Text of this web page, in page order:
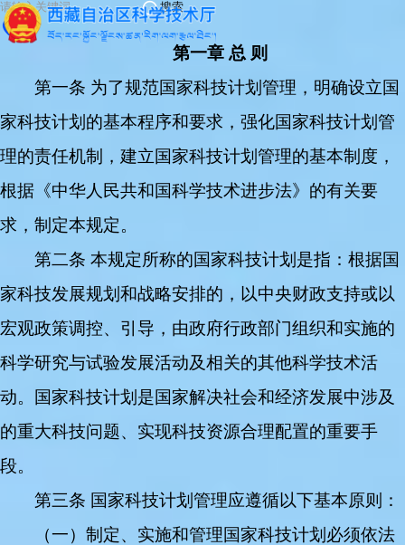
搜索
第一章 总 则
第一条 为了规范国家科技计划管理，明确设立国
家科技计划的基本程序和要求，强化国家科技计划管
理的责任机制，建立国家科技计划管理的基本制度，
根据《中华人民共和国科学技术进步法》的有关要
求，制定本规定。
第二条 本规定所称的国家科技计划是指：根据国
家科技发展规划和战略安排的，以中央财政支持或以
宏观政策调控、引导，由政府行政部门组织和实施的
科学研究与试验发展活动及相关的其他科学技术活
动。国家科技计划是国家解决社会和经济发展中涉及
的重大科技问题、实现科技资源合理配置的重要手
段。
第三条 国家科技计划管理应遵循以下基本原则：
（一）制定、实施和管理国家科技计划必须依法